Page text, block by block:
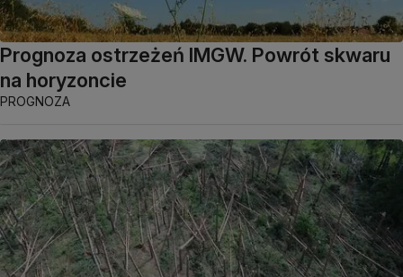
Prognoza ostrzeżeń IMGW. Powrót skwaru
na horyzoncie
PROGNOZA